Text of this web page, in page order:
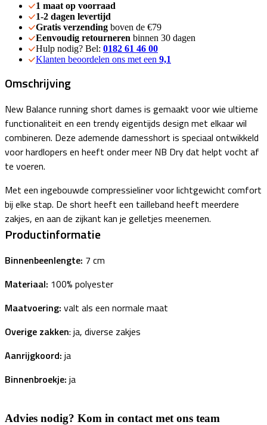
1 maat op voorraad
1-2 dagen levertijd
Gratis verzending boven de €79
Eenvoudig retourneren binnen 30 dagen
Hulp nodig? Bel: 0182 61 46 00
Klanten beoordelen ons met een 9,1
Omschrijving
New Balance running short dames is gemaakt voor wie ultieme
functionaliteit en een trendy eigentijds design met elkaar wil
combineren. Deze ademende damesshort is speciaal ontwikkeld
voor hardlopers en heeft onder meer NB Dry dat helpt vocht af
te voeren.
Met een ingebouwde compressieliner voor lichtgewicht comfort
bij elke stap. De short heeft een tailleband heeft meerdere
zakjes, en aan de zijkant kan je gelletjes meenemen.
Productinformatie
Binnenbeenlengte: 7 cm
Materiaal: 100% polyester
Maatvoering: valt als een normale maat
Overige zakken: ja, diverse zakjes
Aanrijgkoord: ja
Binnenbroekje: ja
Advies nodig? Kom in contact met ons team